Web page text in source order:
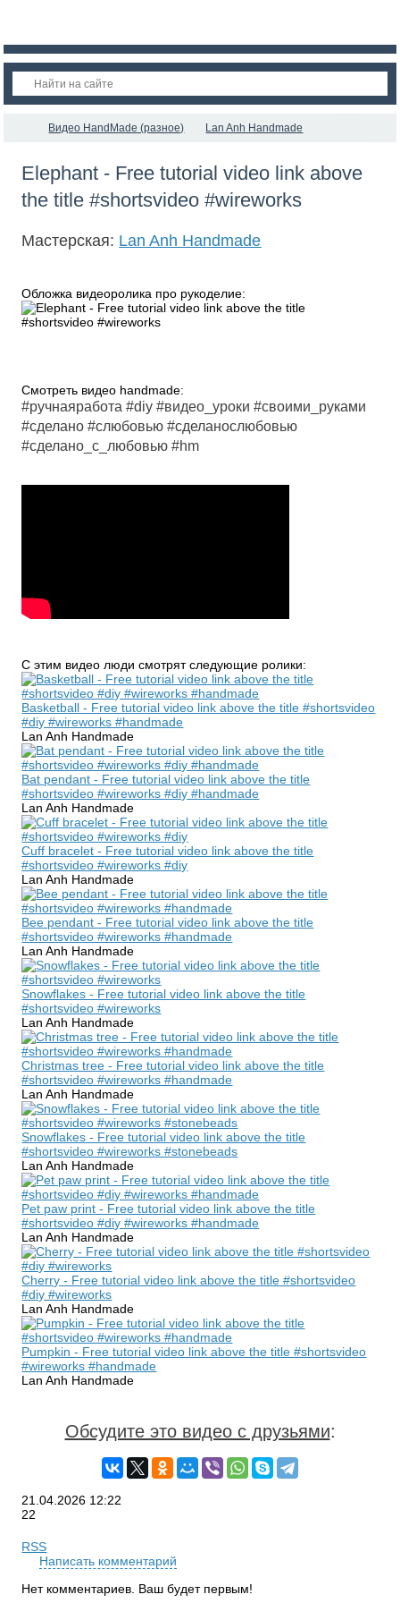
Видео HandMade (разное) Lan Anh Handmade
Elephant - Free tutorial video link above
the title #shortsvideo #wireworks
Мастерская: Lan Anh Handmade
Обложка видеоролика про рукоделие:
Смотреть видео handmade:
#ручнаяработа #diy #видео_уроки #своими_руками
#сделано #слюбовью #сделанослюбовью
#сделано_с_любовью #hm
С этим видео люди смотрят следующие ролики:
Basketball - Free tutorial video link above the title #shortsvideo
#diy #wireworks #handmade
Lan Anh Handmade
Bat pendant - Free tutorial video link above the title
#shortsvideo #wireworks #diy #handmade
Lan Anh Handmade
Cuff bracelet - Free tutorial video link above the title
#shortsvideo #wireworks #diy
Lan Anh Handmade
Bee pendant - Free tutorial video link above the title
#shortsvideo #wireworks #handmade
Lan Anh Handmade
Snowflakes - Free tutorial video link above the title
#shortsvideo #wireworks
Lan Anh Handmade
Christmas tree - Free tutorial video link above the title
#shortsvideo #wireworks #handmade
Lan Anh Handmade
Snowflakes - Free tutorial video link above the title
#shortsvideo #wireworks #stonebeads
Lan Anh Handmade
Pet paw print - Free tutorial video link above the title
#shortsvideo #diy #wireworks #handmade
Lan Anh Handmade
Cherry - Free tutorial video link above the title #shortsvideo
#diy #wireworks
Lan Anh Handmade
Pumpkin - Free tutorial video link above the title #shortsvideo
#wireworks #handmade
Lan Anh Handmade
Обсудите это видео с друзьями:
21.04.2026 12:22
22
RSS
Написать комментарий
Нет комментариев. Ваш будет первым!